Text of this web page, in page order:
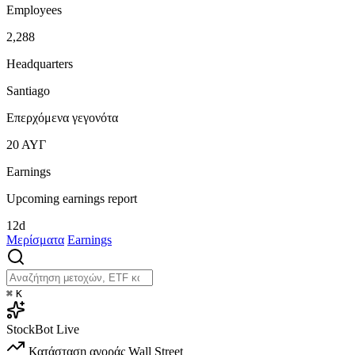
Employees
2,288
Headquarters
Santiago
Επερχόμενα γεγονότα
20 ΑΥΓ
Earnings
Upcoming earnings report
12d
Μερίσματα Earnings
⌘ K
StockBot Live
Κατάσταση αγοράς Wall Street